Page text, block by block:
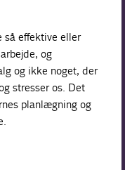
så effektive eller
og
og ikke noget, der
stresser os. Det
planlægning og